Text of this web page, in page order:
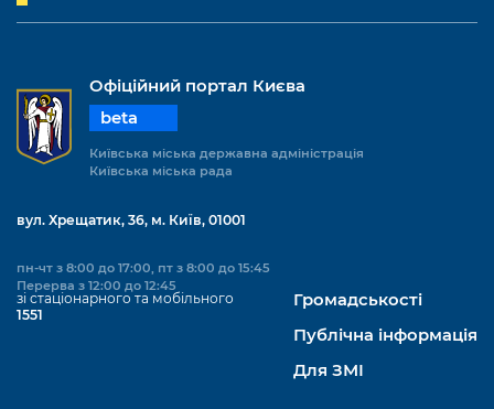
Офіційний портал Києва
beta
Київська міська державна адміністрація
Київська міська рада
вул. Хрещатик, 36, м. Київ, 01001
пн-чт з 8:00 до 17:00, пт з 8:00 до 15:45
Перерва з 12:00 до 12:45
зі стаціонарного та мобільного
1551
Громадськості
Публічна інформація
Для ЗМІ